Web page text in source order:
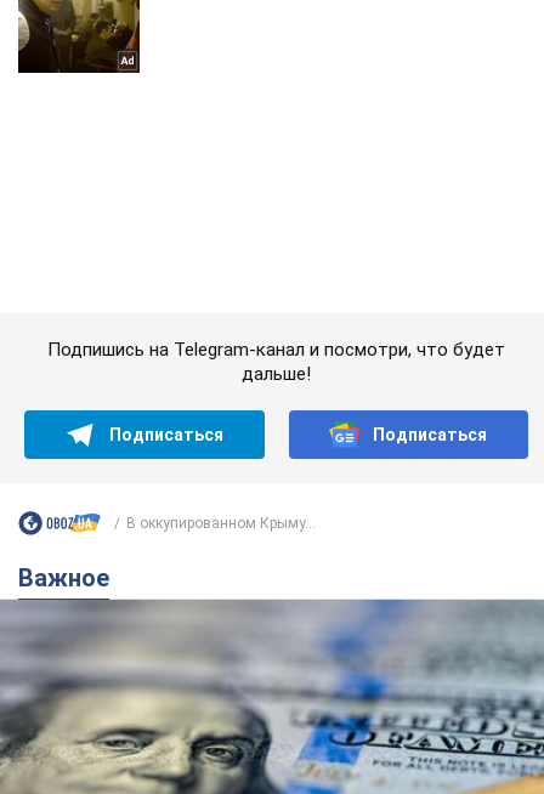
Важное
Банки "готовятся" к новому курсу доллара:
украинцам рассказали, чего ожидать в
ближайшие дни
Каким будет курс валюты в обменниках
11 часов назад 149,5 т.